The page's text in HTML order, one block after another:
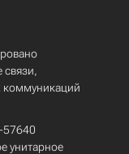
связи,
коммуникаций
57640
унитарное